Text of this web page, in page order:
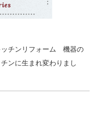
チンリフォーム 機器の
ンに生まれ変わりまし